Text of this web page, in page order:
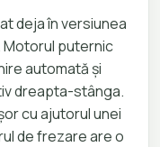
deja în versiunea
puternic
automată și
dreapta-stânga.
cu ajutorul unei
de frezare are o